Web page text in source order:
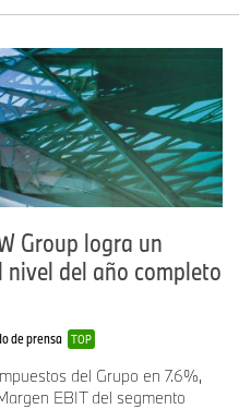
Group logra un
nivel del año completo
de prensa TOP
del Grupo en 7.6%,
EBIT del segmento